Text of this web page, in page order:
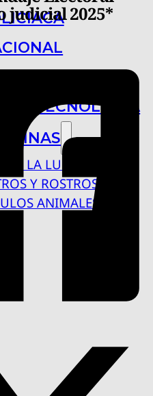
Y TECNOLOGÍA
BAJO LA LUPA
Y ROSTROS
ANIMALES
judicial 2025*